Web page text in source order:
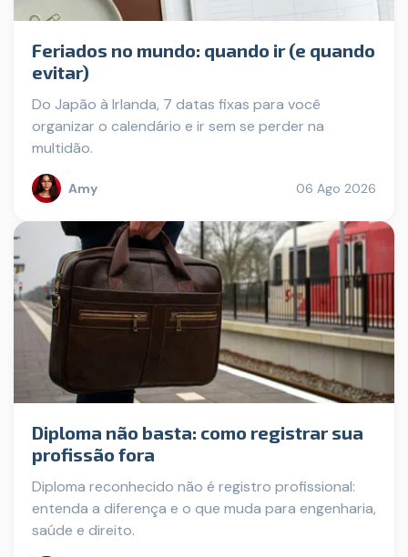
Feriados no mundo: quando ir (e quando
evitar)
Do Japão à Irlanda, 7 datas fixas para você
organizar o calendário e ir sem se perder na
multidão.
Amy 06 Ago 2026
Diploma não basta: como registrar sua
profissão fora
Diploma reconhecido não é registro profissional:
entenda a diferença e o que muda para engenharia,
saúde e direito.